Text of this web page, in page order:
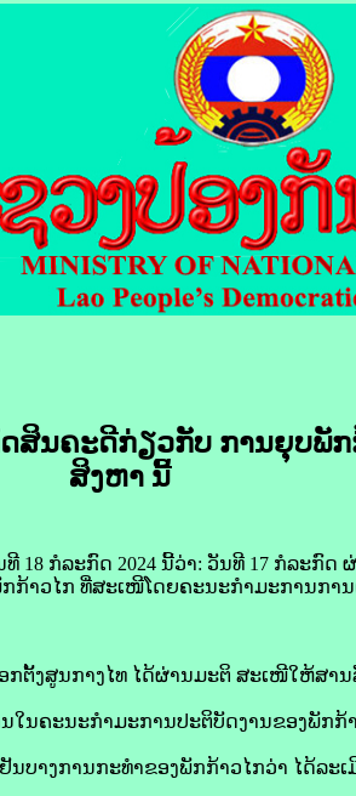
ສິນ​ຄະດີ​ກ່ຽວ​ກັບ​ ການ​ຍຸບ​ພັກ​
ສິງຫາ ນີ້
ກໍລະກົດ 2024 ນີ້​ວ່າ: ວັນ​ທີ 17 ກໍລະກົດ
າວ​ໄກ ທີ່​ສະເໜີ​ໂດຍ​ຄະນະ​ກຳມະການ​ການ​
ກ​ຕັ້ງ​ສູນ​ກາງ​ໄທ ໄດ້​ຜ່ານ​ມະຕິ ສະເໜີ​ໃຫ້​ສາ
ໃນ​ຄະນະ​ກຳມະການ​ປະຕິບັດ​ງານ​ຂອງ​ພັກ​
ບາງ​ການ​ກະທຳ​ຂອງພັກ​ກ້າວໄກ​ວ່າ ໄດ້​ລະ